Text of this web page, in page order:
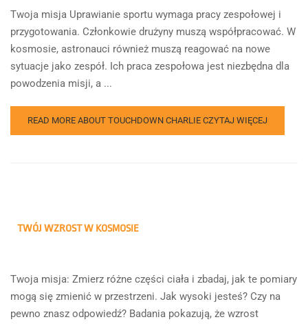
Twoja misja Uprawianie sportu wymaga pracy zespołowej i
przygotowania. Członkowie drużyny muszą współpracować. W
kosmosie, astronauci również muszą reagować na nowe
sytuacje jako zespół. Ich praca zespołowa jest niezbędna dla
powodzenia misji, a ...
READ MORE ABOUT TOUCHDOWN CHARLIE CZYTAJ WIĘCEJ
TWÓJ WZROST W KOSMOSIE
Twoja misja: Zmierz różne części ciała i zbadaj, jak te pomiary
mogą się zmienić w przestrzeni. Jak wysoki jesteś? Czy na
pewno znasz odpowiedź? Badania pokazują, że wzrost